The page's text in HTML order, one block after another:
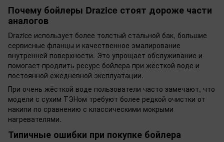
Почему бойлеры Drazice стоят дороже части
аналогов
Drazice использует более толстый стальной бак, большие
сервисные фланцы и качественное эмалирование
внутренней поверхности. Это упрощает обслуживание и
помогает продлить ресурс бойлера при жёсткой воде и
постоянной ежедневной эксплуатации.
При очень жёсткой воде пользователи часто замечают, что
модели с сухим ТЭНом требуют более редкой очистки от
накипи по сравнению с классическими мокрыми
нагревателями.
Типичные ошибки при покупке бойлера